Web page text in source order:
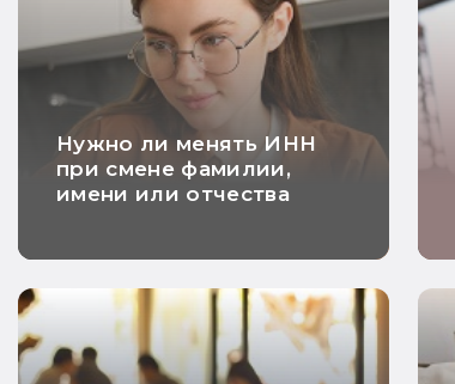
Нужно ли менять ИНН
при смене фамилии,
имени или отчества